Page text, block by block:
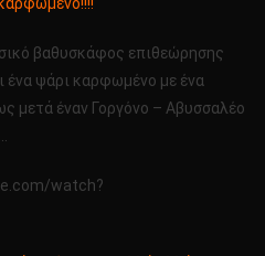
βαθυσκάφος επιθεώρησης
ένα ψάρι καρφωμένο με ένα
μετά έναν Γοργόνο – Αβυσσαλέο
watch?